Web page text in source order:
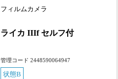
フィルムカメラ
ライカ IIIf セルフ付
管理コード 2448590064947
状態B